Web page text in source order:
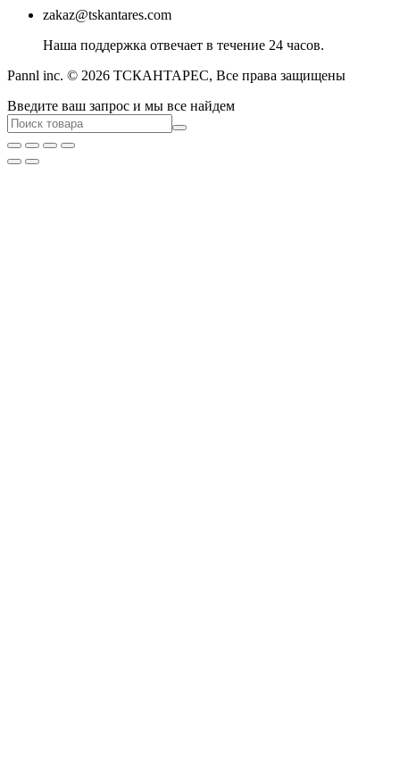
zakaz@tskantares.com
Наша поддержка отвечает в течение 24 часов.
Pannl inc. © 2026 ТСКАНТАРЕС, Все права защищены
Введите ваш запрос и мы все найдем